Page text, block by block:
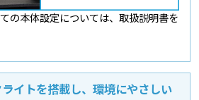
の本体設定については、取扱説明書を
イトを搭載し、環境にやさしい